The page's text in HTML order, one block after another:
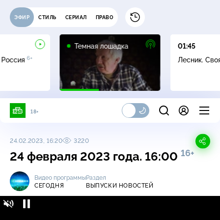
ЭФИР СТИЛЬ СЕРИАЛ ПРАВО
Россия6+
Темная лошадка
01:45
Лесник.
18+
24.02.2023, 16:20 3220
24 февраля 2023 года. 16:00 16+
Видео программы
СЕГОДНЯ
Раздел
ВЫПУСКИ НОВОСТЕЙ